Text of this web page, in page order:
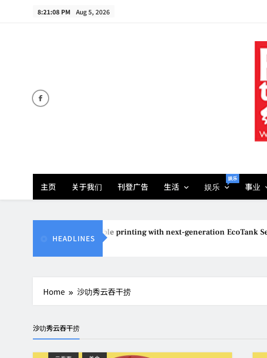
8:21:09 PM Aug 5, 2026
主页 关于我们 刊登广告 生活 娱乐
娱乐
事业
HEADLINES
reinvents affordable printing with next-generation EcoTank Series
Home 沙叻秀云吞干捞
沙叻秀云吞干捞